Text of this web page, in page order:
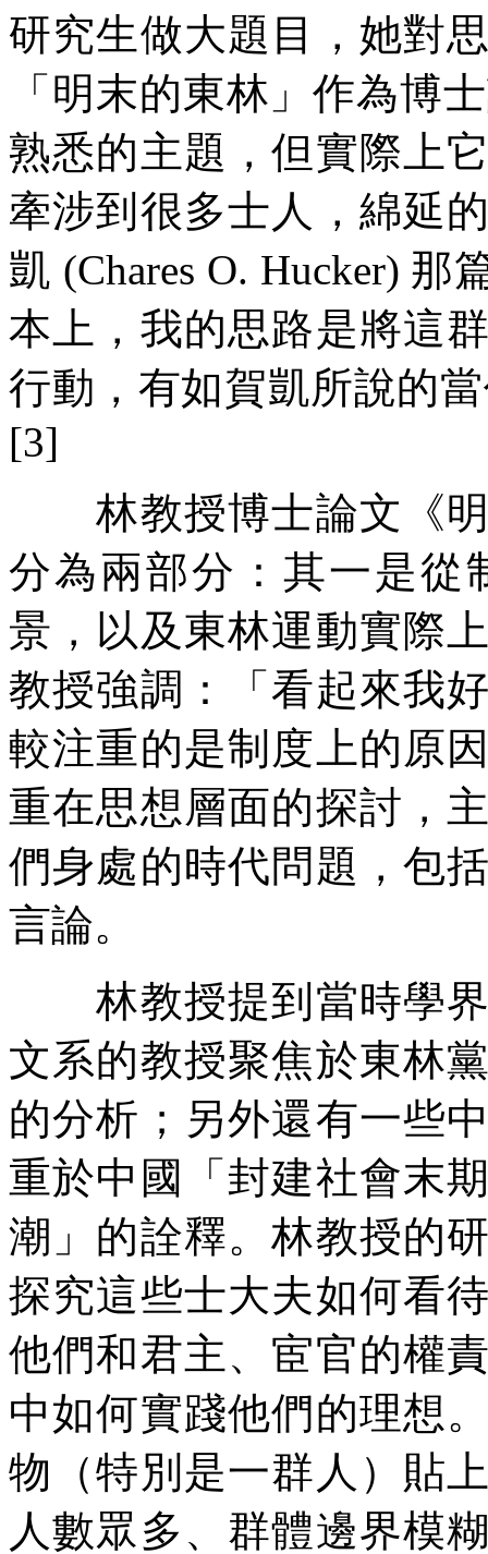
研究生做大題目，她對
「明末的東林」作為博
熟悉的主題，但實際上
牽涉到很多士人，綿延
凱 (Chares O. Hucker)
本上，我的思路是將這
行動，有如賀凱所說的
[3]
林教授博士論文《明
分為兩部分：其一是從
景，以及東林運動實際
教授強調：「看起來我
較注重的是制度上的原
重在思想層面的探討，
們身處的時代問題，包
言論。
林教授提到當時學界
文系的教授聚焦於東林
的分析；另外還有一些
重於中國「封建社會末
潮」的詮釋。林教授的
探究這些士大夫如何看
他們和君主、宦官的權
中如何實踐他們的理想
物（特別是一群人）貼
人數眾多、群體邊界模